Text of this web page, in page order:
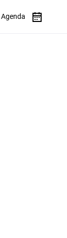
Agenda